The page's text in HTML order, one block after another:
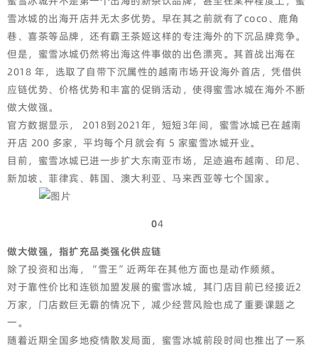
雪冰城的出海开店并无太多优势。早在其之前就有了coco、鹿角
巷、喜茶等品牌，还有霸王茶姬这样的专注海外的下沉品牌竞争。
但是，蜜雪冰城仍然将出海这件事做的出色漂亮。其首战出海在
2018 年，选取了自带下沉属性的越南市场开设海外首店，凭借供
应链优势、价格优势和丰富的促销活动，使得蜜雪冰城在海外不断
做大做强。
官方数据显示， 2018到2021年，短短3年间，蜜雪冰城已在越南
开店 200 多家，平均每个月就会有 5 家蜜雪冰城开业。
目前，蜜雪冰城已进一步扩大东南亚市场，足迹遍布越南、印尼、
新加坡、菲律宾、韩国、澳大利亚、马来西亚等七个国家。
04
做大做强，指扩充品类强化供应链
除了投资和出海，“雪王”近两年在其他方面也是动作频频。
对于靠性价比和连锁加盟发展的蜜雪冰城，其门店目前已经接近2
万家，门店数巨无霸的情况下，减少经营风险也成了重要课题之
一。
随着近期全国多地疫情散发局面，蜜雪冰城前段时间也推出了一系